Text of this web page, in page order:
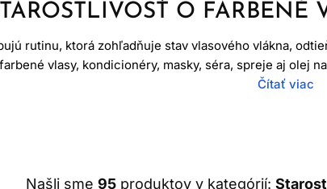
O
rutinu, ktorá zohľadňuje stav vlasového vlákna,
vlasy, kondicionéry, masky, séra, spreje aj olej
trenie, maska poskytuje intenzívnejšie
ČO SA DEJE
Čítať viac
Našli sme 95 produktov v kategórií: